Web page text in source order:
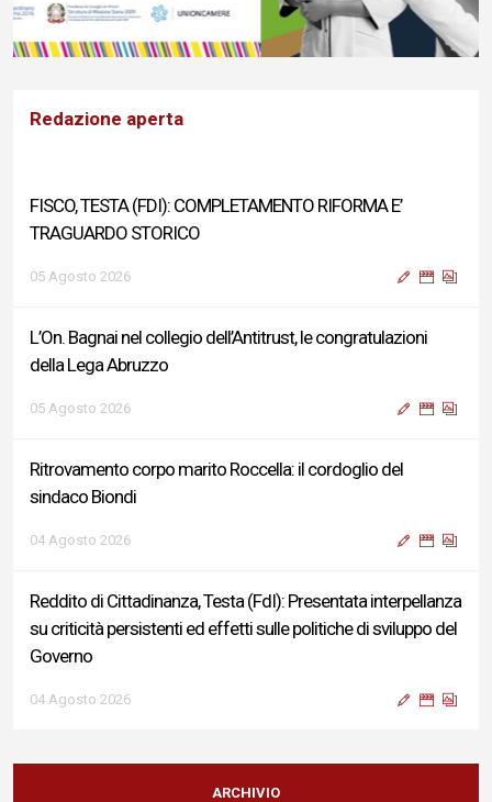
Redazione aperta
FISCO, TESTA (FDI): COMPLETAMENTO RIFORMA E’
TRAGUARDO STORICO
05 Agosto 2026
L’On. Bagnai nel collegio dell’Antitrust, le congratulazioni
della Lega Abruzzo
05 Agosto 2026
Ritrovamento corpo marito Roccella: il cordoglio del
sindaco Biondi
04 Agosto 2026
Reddito di Cittadinanza, Testa (FdI): Presentata interpellanza
su criticità persistenti ed effetti sulle politiche di sviluppo del
Governo
04 Agosto 2026
Sigismondi, Liris e Testa: “Profondo cordoglio e vicinanza al
Ministro Roccella e alla sua famiglia”
ARCHIVIO